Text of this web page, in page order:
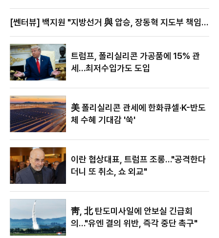
야"
[쎈터뷰] 백지원 "지방선거 與 압승, 장동혁 지도부 책임
있어"
트럼프, 폴리실리콘 가공품에 15% 관
세…최저수입가도 도입
美 폴리실리콘 관세에 한화큐셀·K-반도
체 수혜 기대감 '쑥'
이란 협상대표, 트럼프 조롱…"공격한다
더니 또 취소, 쇼 외교"
靑, 北 탄도미사일에 안보실 긴급회
의…"유엔 결의 위반, 즉각 중단 촉구"